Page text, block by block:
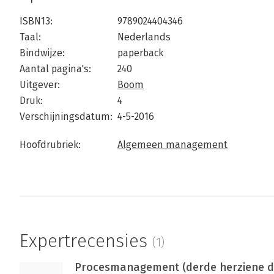
ISBN13:
9789024404346
Taal:
Nederlands
Bindwijze:
paperback
Aantal pagina's:
240
Uitgever:
Boom
Druk:
4
Verschijningsdatum: 4-5-2016
Hoofdrubriek: Algemeen management
Expertrecensies (1)
Procesmanagement (derde herziene